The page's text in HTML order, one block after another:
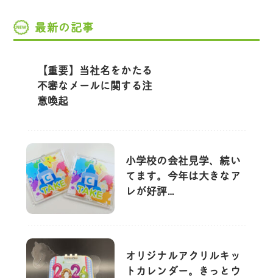
最新の記事
【重要】当社名をかたる
不審なメールに関する注
意喚起
小学校の会社見学、続い
てます。今年は大きなア
レが好評…
オリジナルアクリルキッ
トカレンダー。きっとウ